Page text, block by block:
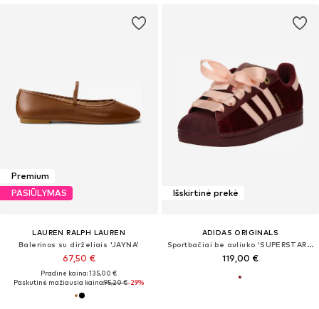
Premium
PASIŪLYMAS
LAUREN RALPH LAUREN
Balerinos su dirželiais 'JAYNA'
67,50 €
Pradinė kaina: 135,00 €
Paskutinė mažiausia kaina:95,20 €-29%
Išskirtinė prekė
ADIDAS ORIGINALS
Sportbačiai be auliuko 'SUPERSTAR II'
119,00 €